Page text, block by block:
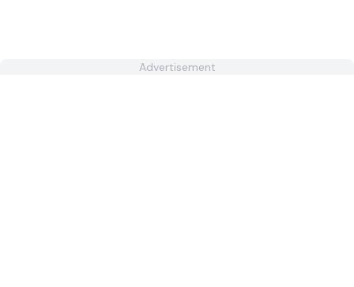
Advertisement